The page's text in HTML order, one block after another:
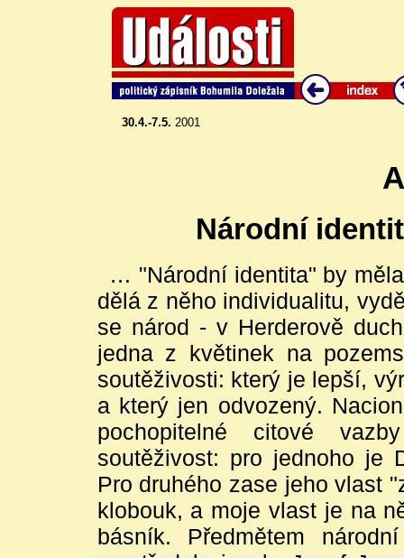
30.4.-7.5. 2001
Národní
… "Národní identita" by
dělá z něho individualitu,
se národ - v Herderově
jedna z květinek na
soutěživosti: který je lepší,
a který jen odvozený.
pochopitelné citové
soutěživost: pro jednoho je
Pro druhého zase jeho vlast
klobouk, a moje vlast je na
básník. Předmětem